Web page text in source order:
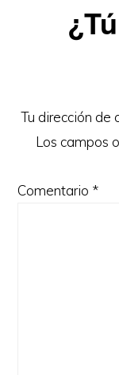
Tu dirección de
Los campos
Comentario *